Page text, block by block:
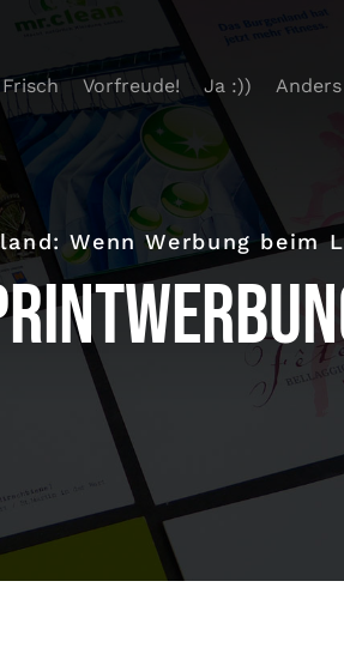
Frisch Vorfreude! Ja :)) Anders
Wenn Werbung beim